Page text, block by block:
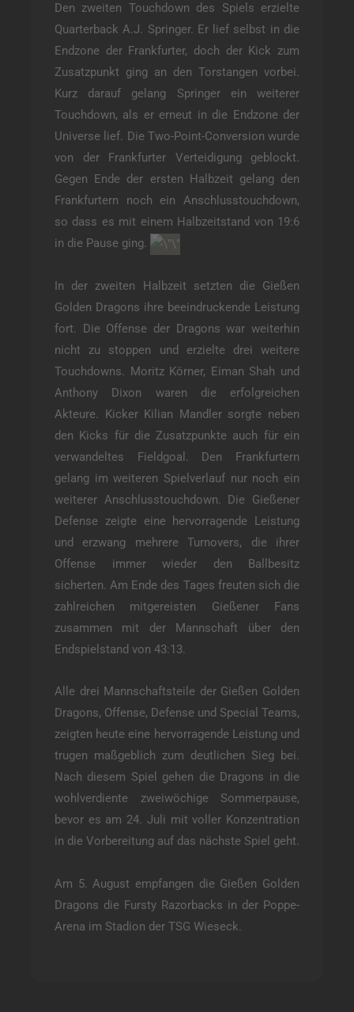
Den zweiten Touchdown des Spiels erzielte
Quarterback A.J. Springer. Er lief selbst in die
Endzone der Frankfurter, doch der Kick zum
Zusatzpunkt ging an den Torstangen vorbei.
Kurz darauf gelang Springer ein weiterer
Touchdown, als er erneut in die Endzone der
Universe lief. Die Two-Point-Conversion wurde
von der Frankfurter Verteidigung geblockt.
Gegen Ende der ersten Halbzeit gelang den
Frankfurtern noch ein Anschlusstouchdown,
so dass es mit einem Halbzeitstand von 19:6
in die Pause ging.
In der zweiten Halbzeit setzten die Gießen
Golden Dragons ihre beeindruckende Leistung
fort. Die Offense der Dragons war weiterhin
nicht zu stoppen und erzielte drei weitere
Touchdowns. Moritz Körner, Eiman Shah und
Anthony Dixon waren die erfolgreichen
Akteure. Kicker Kilian Mandler sorgte neben
den Kicks für die Zusatzpunkte auch für ein
verwandeltes Fieldgoal. Den Frankfurtern
gelang im weiteren Spielverlauf nur noch ein
weiterer Anschlusstouchdown. Die Gießener
Defense zeigte eine hervorragende Leistung
und erzwang mehrere Turnovers, die ihrer
Offense immer wieder den Ballbesitz
sicherten. Am Ende des Tages freuten sich die
zahlreichen mitgereisten Gießener Fans
zusammen mit der Mannschaft über den
Endspielstand von 43:13.
Alle drei Mannschaftsteile der Gießen Golden
Dragons, Offense, Defense und Special Teams,
zeigten heute eine hervorragende Leistung und
trugen maßgeblich zum deutlichen Sieg bei.
Nach diesem Spiel gehen die Dragons in die
wohlverdiente zweiwöchige Sommerpause,
bevor es am 24. Juli mit voller Konzentration
in die Vorbereitung auf das nächste Spiel geht.
Am 5. August empfangen die Gießen Golden
Dragons die Fursty Razorbacks in der Poppe-
Arena im Stadion der TSG Wieseck.